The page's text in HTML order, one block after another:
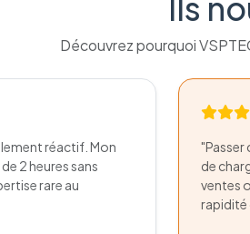
Découvrez pourquoi
réactif. Mon
2 heures sans
rare au
"Passer
de
ventes
rapidité